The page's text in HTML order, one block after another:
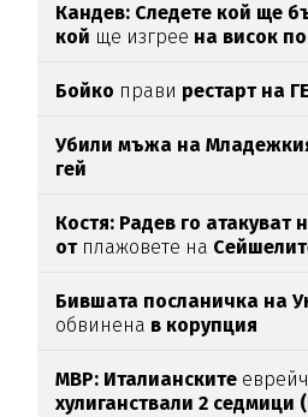
Кандев: Следете кой ще
кой ще изгрее на висок
Бойко прави рестарт на
Убили мъжа на
гей
Костя: Радев го атакуват
отплажовете на
Бившата посланичка на
обвинена в корупция
МВР: Италианските
хулиганствали 2 седмици